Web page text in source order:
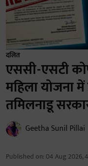
दलित
एससी-एसटी
महिला योजना
तमिलनाडू
Geetha Sunil Pillai
Published on: 04 Aug 2026,